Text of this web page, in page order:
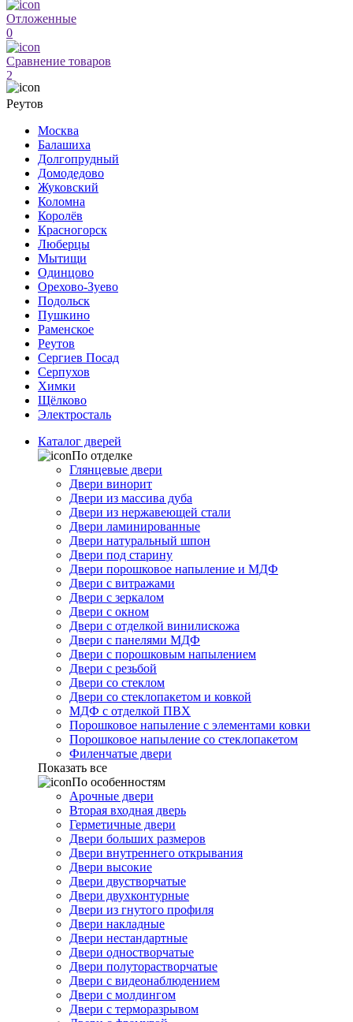
Отложенные
0
Сравнение товаров
2
Реутов
Москва
Балашиха
Долгопрудный
Домодедово
Жуковский
Коломна
Королёв
Красногорск
Люберцы
Мытищи
Одинцово
Орехово-Зуево
Подольск
Пушкино
Раменское
Реутов
Сергиев Посад
Серпухов
Химки
Щёлково
Электросталь
Каталог дверей
По отделке
Глянцевые двери
Двери винорит
Двери из массива дуба
Двери из нержавеющей стали
Двери ламинированные
Двери натуральный шпон
Двери под старину
Двери порошковое напыление и МДФ
Двери с витражами
Двери с зеркалом
Двери с окном
Двери с отделкой винилискожа
Двери с панелями МДФ
Двери с порошковым напылением
Двери с резьбой
Двери со стеклом
Двери со стеклопакетом и ковкой
МДФ с отделкой ПВХ
Порошковое напыление с элементами ковки
Порошковое напыление со стеклопакетом
Филенчатые двери
Показать все
По особенностям
Арочные двери
Вторая входная дверь
Герметичные двери
Двери больших размеров
Двери внутреннего открывания
Двери высокие
Двери двустворчатые
Двери двухконтурные
Двери из гнутого профиля
Двери накладные
Двери нестандартные
Двери одностворчатые
Двери полуторастворчатые
Двери с видеонаблюдением
Двери с молдингом
Двери с терморазрывом